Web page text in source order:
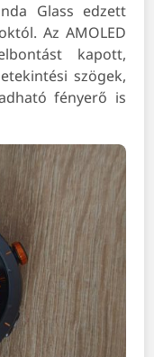
Glass edzett
Az AMOLED
kapott,
szögek,
fényerő is